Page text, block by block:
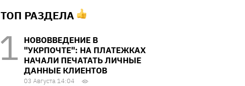
ТОП РАЗДЕЛА
НОВОВВЕДЕНИЕ В
"УКРПОЧТЕ": НА ПЛАТЕЖКАХ
НАЧАЛИ ПЕЧАТАТЬ ЛИЧНЫЕ
ДАННЫЕ КЛИЕНТОВ
03 Августа 14:04